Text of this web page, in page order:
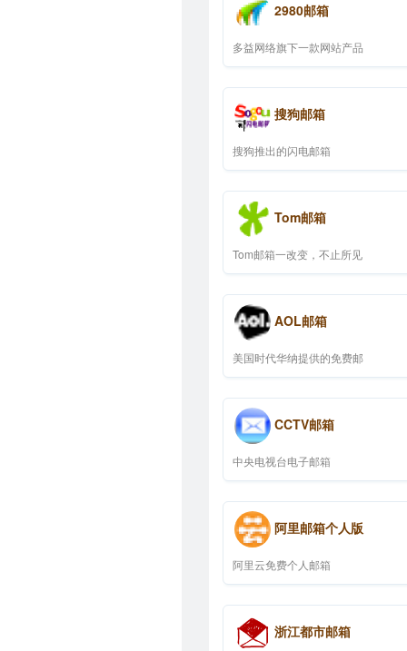
2980邮箱
多益网络旗下一款网站产品
搜狗邮箱
搜狗推出的闪电邮箱
Tom邮箱
Tom邮箱一改变，不止所见
AOL邮箱
美国时代华纳提供的免费邮
CCTV邮箱
中央电视台电子邮箱
阿里邮箱个人版
阿里云免费个人邮箱
浙江都市邮箱